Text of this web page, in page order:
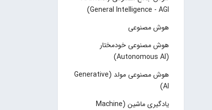
General Intelligence - AGI)
هوش مصنوعی
هوش مصنوعی خودمختار
(Autonomous AI)
هوش مصنوعی مولد (Generative
AI)
یادگیری ماشین (Machine